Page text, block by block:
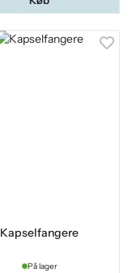
Kapselfangere
På lager